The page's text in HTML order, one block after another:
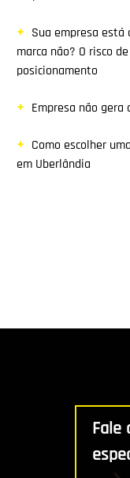
Sua empresa está
marca não? O risco
posicionamento
Empresa não gera
Como escolher
em Uberlândia
Fale